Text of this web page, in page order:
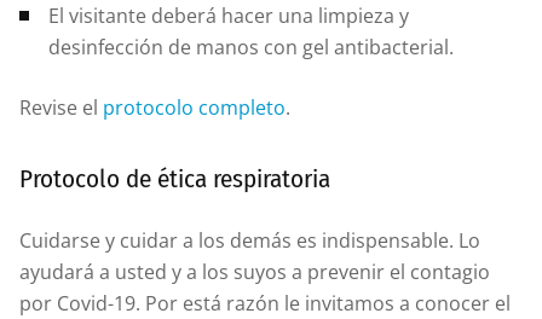
El visitante deberá hacer una limpieza y
desinfección de manos con gel antibacterial.
Revise el protocolo completo.
Protocolo de ética respiratoria
Cuidarse y cuidar a los demás es indispensable. Lo
ayudará a usted y a los suyos a prevenir el contagio
por Covid-19. Por está razón le invitamos a conocer el